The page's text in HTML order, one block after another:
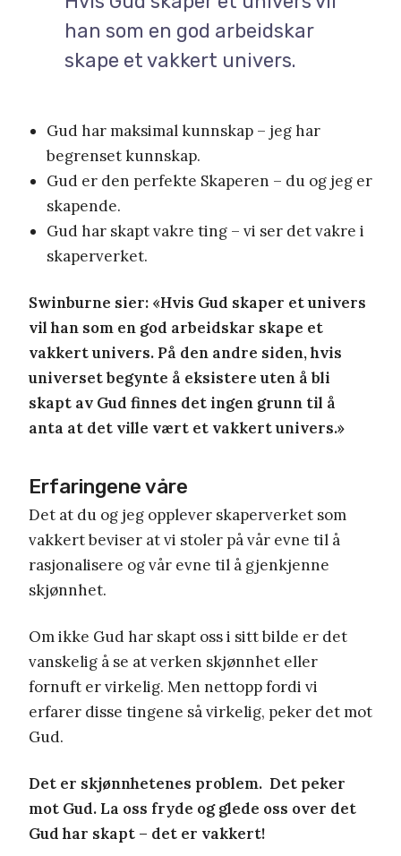
han som en god arbeidskar
skape et vakkert univers.
Gud har maksimal kunnskap – jeg har
begrenset kunnskap.
Gud er den perfekte Skaperen – du og jeg er
skapende.
Gud har skapt vakre ting – vi ser det vakre i
skaperverket.
Swinburne sier: «Hvis Gud skaper et univers
vil han som en god arbeidskar skape et
vakkert univers. På den andre siden, hvis
universet begynte å eksistere uten å bli
skapt av Gud finnes det ingen grunn til å
anta at det ville vært et vakkert univers.»
Erfaringene våre
Det at du og jeg opplever skaperverket som
vakkert beviser at vi stoler på vår evne til å
rasjonalisere og vår evne til å gjenkjenne
skjønnhet.
Om ikke Gud har skapt oss i sitt bilde er det
vanskelig å se at verken skjønnhet eller
fornuft er virkelig. Men nettopp fordi vi
erfarer disse tingene så virkelig, peker det mot
Gud.
Det er skjønnhetenes problem. Det peker
mot Gud. La oss fryde og glede oss over det
Gud har skapt – det er vakkert!